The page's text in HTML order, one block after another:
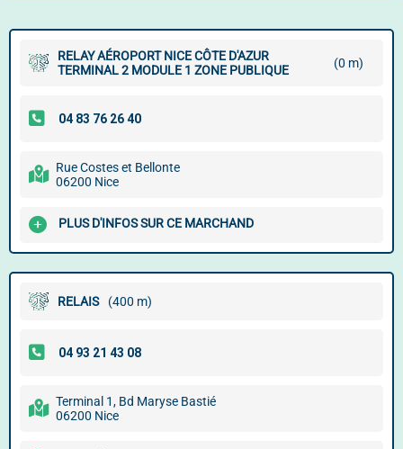
RELAY AÉROPORT NICE CÔTE D'AZUR
TERMINAL 2 MODULE 1 ZONE PUBLIQUE
(0 m)
Rue Costes et Bellonte
06200 Nice
PLUS D'INFOS SUR CE MARCHAND
RELAIS (400 m)
Terminal 1, Bd Maryse Bastié
06200 Nice